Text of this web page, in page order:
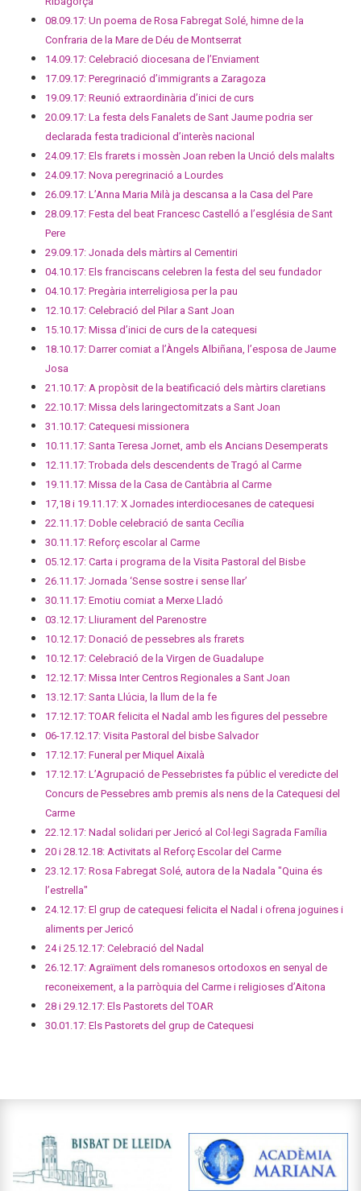
08.09.17: Un poema de Rosa Fabregat Solé, himne de la
Confraria de la Mare de Déu de Montserrat
14.09.17: Celebració diocesana de l’Enviament
17.09.17: Peregrinació d’immigrants a Zaragoza
19.09.17: Reunió extraordinària d’inici de curs
20.09.17: La festa dels Fanalets de Sant Jaume podria ser
declarada festa tradicional d’interès nacional
24.09.17: Els frarets i mossèn Joan reben la Unció dels malalts
24.09.17: Nova peregrinació a Lourdes
26.09.17: L’Anna Maria Milà ja descansa a la Casa del Pare
28.09.17: Festa del beat Francesc Castelló a l’església de Sant
Pere
29.09.17: Jonada dels màrtirs al Cementiri
04.10.17: Els franciscans celebren la festa del seu fundador
04.10.17: Pregària interreligiosa per la pau
12.10.17: Celebració del Pilar a Sant Joan
15.10.17: Missa d’inici de curs de la catequesi
18.10.17: Darrer comiat a l’Àngels Albiñana, l’esposa de Jaume
Josa
21.10.17: A propòsit de la beatificació dels màrtirs claretians
22.10.17: Missa dels laringectomitzats a Sant Joan
31.10.17: Catequesi missionera
10.11.17: Santa Teresa Jornet, amb els Ancians Desemperats
12.11.17: Trobada dels descendents de Tragó al Carme
19.11.17: Missa de la Casa de Cantàbria al Carme
17,18 i 19.11.17: X Jornades interdiocesanes de catequesi
22.11.17: Doble celebració de santa Cecília
30.11.17: Reforç escolar al Carme
05.12.17: Carta i programa de la Visita Pastoral del Bisbe
26.11.17: Jornada ‘Sense sostre i sense llar’
30.11.17: Emotiu comiat a Merxe Lladó
03.12.17: Lliurament del Parenostre
10.12.17: Donació de pessebres als frarets
10.12.17: Celebració de la Virgen de Guadalupe
12.12.17: Missa Inter Centros Regionales a Sant Joan
13.12.17: Santa Llúcia, la llum de la fe
17.12.17: TOAR felicita el Nadal amb les figures del pessebre
06-17.12.17: Visita Pastoral del bisbe Salvador
17.12.17: Funeral per Miquel Aixalà
17.12.17: L’Agrupació de Pessebristes fa públic el veredicte del
Concurs de Pessebres amb premis als nens de la Catequesi del
Carme
22.12.17: Nadal solidari per Jericó al Col·legi Sagrada Família
20 i 28.12.18: Activitats al Reforç Escolar del Carme
23.12.17: Rosa Fabregat Solé, autora de la Nadala "Quina és
l’estrella"
24.12.17: El grup de catequesi felicita el Nadal i ofrena joguines i
aliments per Jericó
24 i 25.12.17: Celebració del Nadal
26.12.17: Agraïment dels romanesos ortodoxos en senyal de
reconeixement, a la parròquia del Carme i religioses d’Aitona
28 i 29.12.17: Els Pastorets del TOAR
30.01.17: Els Pastorets del grup de Catequesi